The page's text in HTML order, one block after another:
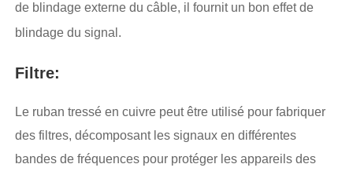
de blindage externe du câble, il fournit un bon effet de
blindage du signal.
Filtre:
Le ruban tressé en cuivre peut être utilisé pour fabriquer
des filtres, décomposant les signaux en différentes
bandes de fréquences pour protéger les appareils des